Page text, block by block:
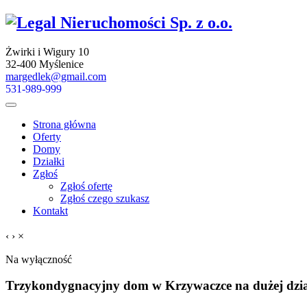
Żwirki i Wigury 10
32-400 Myślenice
margedlek@gmail.com
531-989-999
Strona główna
Oferty
Domy
Działki
Zgłoś
Zgłoś ofertę
Zgłoś czego szukasz
Kontakt
‹ › ×
Na wyłączność
Trzykondygnacyjny dom w Krzywaczce na dużej